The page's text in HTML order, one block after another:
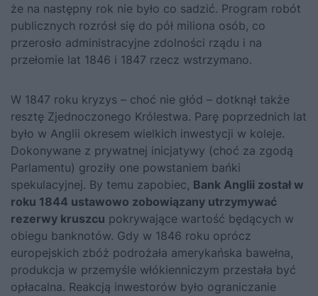
że na następny rok nie było co sadzić. Program robót
publicznych rozrósł się do pół miliona osób, co
przerosło administracyjne zdolności rządu i na
przełomie lat 1846 i 1847 rzecz wstrzymano.
W 1847 roku kryzys – choć nie głód – dotknął także
resztę Zjednoczonego Królestwa. Parę poprzednich lat
było w Anglii okresem wielkich inwestycji w koleje.
Dokonywane z prywatnej inicjatywy (choć za zgodą
Parlamentu) groziły one powstaniem bańki
spekulacyjnej. By temu zapobiec, Bank Anglii został w
roku 1844 ustawowo zobowiązany utrzymywać
rezerwy kruszcu pokrywające wartość będących w
obiegu banknotów. Gdy w 1846 roku oprócz
europejskich zbóż podrożała amerykańska bawełna,
produkcja w przemyśle włókienniczym przestała być
opłacalna. Reakcją inwestorów było ograniczanie